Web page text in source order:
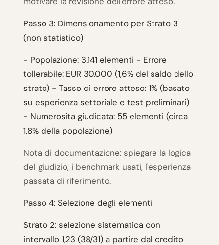
Passo 3: Dimensionamento per Strato 3
(non statistico)
- Popolazione: 3.141 elementi - Errore
tollerabile: EUR 30.000 (1,6% del saldo dello
strato) - Tasso di errore atteso: 1% (basato
su esperienza settoriale e test preliminari)
- Numerosita giudicata: 55 elementi (circa
1,8% della popolazione)
Nota di documentazione: spiegare la logica
del giudizio, i benchmark usati, l'esperienza
passata di riferimento.
Passo 4: Selezione degli elementi
Strato 2: selezione sistematica con
intervallo 1,23 (38/31) a partire dal credito